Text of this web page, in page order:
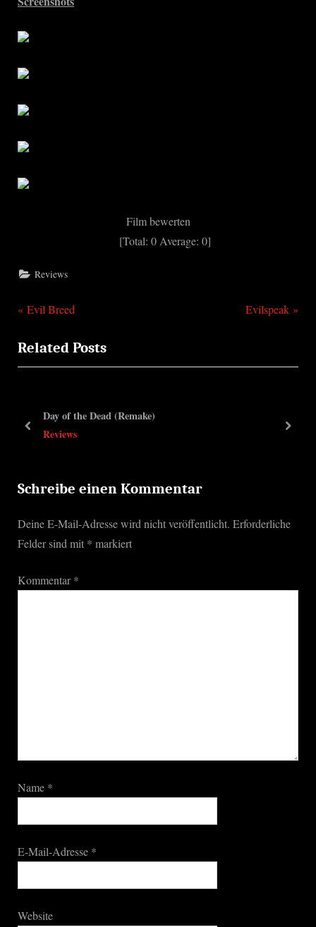
Film bewerten
[Total: 0 Average: 0]
Reviews
Beitragsnavigation
P
e
v
u
o
t
:
Evil Breed
N
t
Evilspeak
Related Posts
Day of the Dead (Remake)
Reviews
prev next
Schreibe einen Kommentar
Deine E-Mail-Adresse wird nicht veröffentlicht. Erforderliche
Felder sind mit * markiert
Kommentar*
Name *
E-Mail-Adresse *
Website